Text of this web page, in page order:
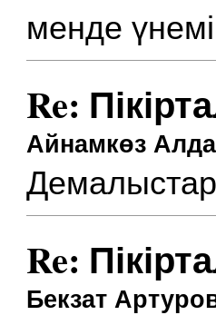
менде
Re:
Айнамкөз
Re:
Бекзат